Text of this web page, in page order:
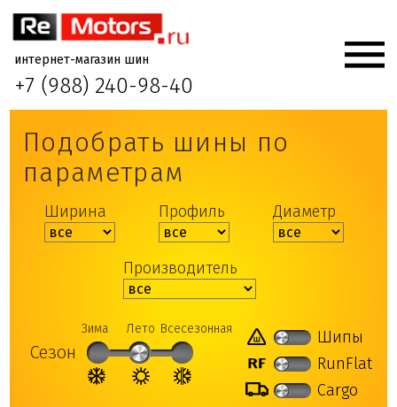
интернет-магазин шин
+7 (988) 240-98-40
Подобрать шины по
параметрам
Ширина Профиль Диаметр
Производитель
Сезон
Зима Лето Всесезонная
Шипы
RunFlat
Cargo